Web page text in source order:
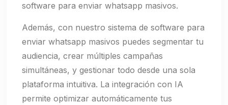
software para enviar whatsapp masivos.
Además, con nuestro sistema de software para
enviar whatsapp masivos puedes segmentar tu
audiencia, crear múltiples campañas
simultáneas, y gestionar todo desde una sola
plataforma intuitiva. La integración con IA
permite optimizar automáticamente tus